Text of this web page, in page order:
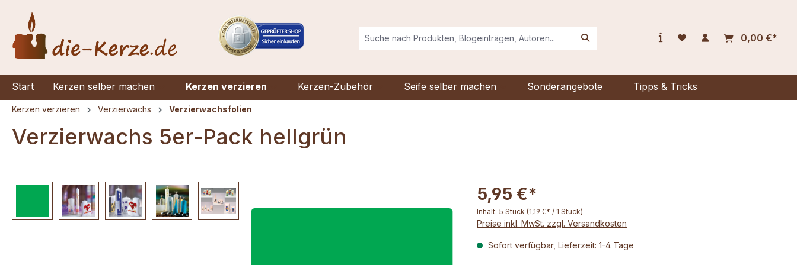
0,00 €*
Start Kerzen selber machen Kerzen verzieren Kerzen-Zubehör Seife selber machen Sonderangebote Tipps & Tricks
Kerzen verzieren Verzierwachs Verzierwachsfolien
Verzierwachs 5er-Pack hellgrün
Bildergalerie überspringen 5,95 €*
Inhalt: 5 Stück (1,19 €* / 1 Stück)
Preise inkl. MwSt. zzgl. Versandkosten
Sofort verfügbar, Lieferzeit: 1-4 Tage